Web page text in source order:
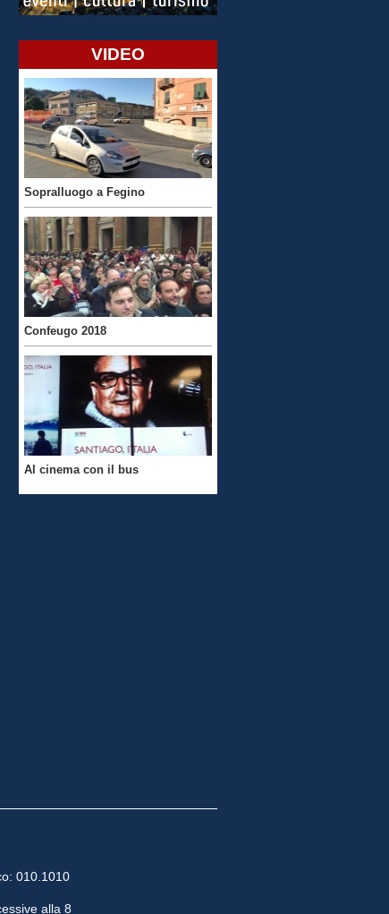
VIDEO
Sopralluogo a Fegino
Confeugo 2018
Al cinema con il bus
010.1010
alla 8